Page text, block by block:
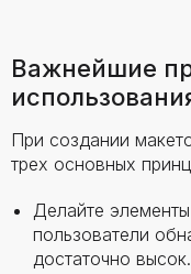
Важнейшие
При создании
трех основных
Делайте
пользователи
достаточно высок.